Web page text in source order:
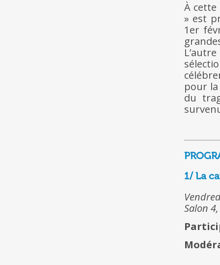
À cette
» est
1er
pour
du
1/ La
Salon